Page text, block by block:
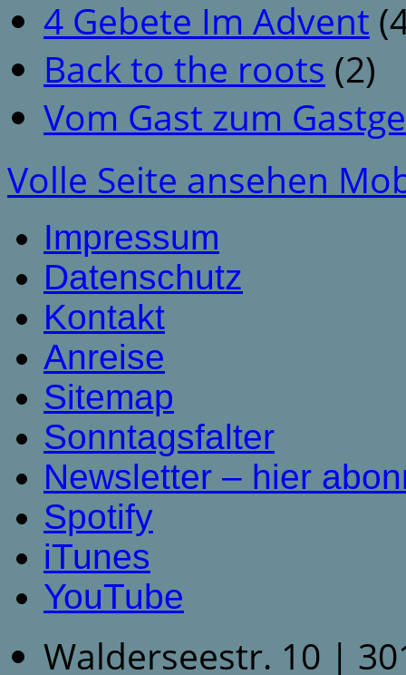
4 Gebete Im Advent
Back to the roots (2)
Vom Gast zum
Volle Seite ansehen
Impressum
Datenschutz
Kontakt
Anreise
Sitemap
Sonntagsfalter
Newsletter – hier
Spotify
iTunes
YouTube
Walderseestr. 10 |